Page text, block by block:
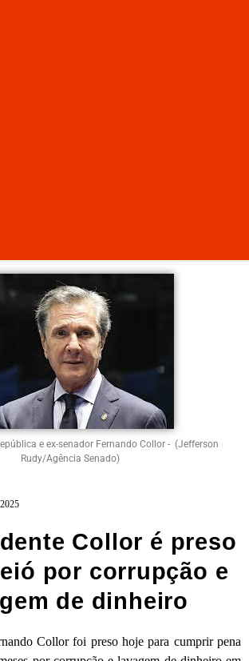
e ex-senador Fernando Collor - (Jefferson
Rudy/Agência Senado)
Collor é preso
por corrupção e
de dinheiro
Collor foi preso hoje para cumprir pena